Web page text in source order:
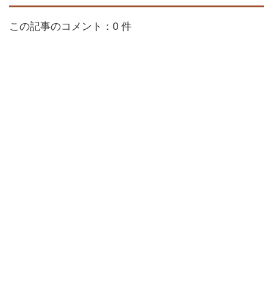
この記事のコメント：0 件